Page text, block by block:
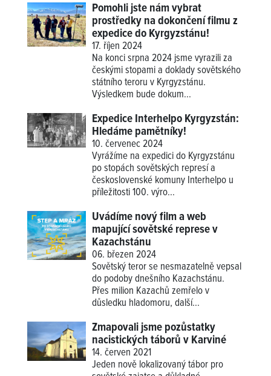
Pomohli jste nám vybrat
prostředky na dokončení filmu z
expedice do Kyrgyzstánu!
17. říjen 2024
Na konci srpna 2024 jsme vyrazili za
českými stopami a doklady sovětského
státního teroru v Kyrgyzstánu.
Výsledkem bude dokum...
Expedice Interhelpo Kyrgyzstán:
Hledáme pamětníky!
10. červenec 2024
Vyrážíme na expedici do Kyrgyzstánu
po stopách sovětských represí a
československé komuny Interhelpo u
příležitosti 100. výro...
Uvádíme nový film a web
mapující sovětské represe v
Kazachstánu
06. březen 2024
Sovětský teror se nesmazatelně vepsal
do podoby dnešního Kazachstánu.
Přes milion Kazachů zemřelo v
důsledku hladomoru, další...
Zmapovali jsme pozůstatky
nacistických táborů v Karviné
14. červen 2021
Jeden nově lokalizovaný tábor pro